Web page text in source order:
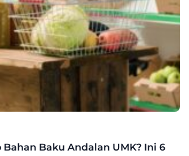
Bahan Baku Andalan UMK? Ini 6